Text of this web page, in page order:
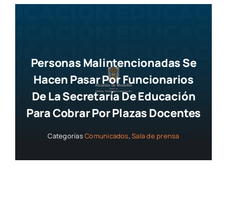
Personas Malintencionadas Se
Hacen Pasar Por Funcionarios
De La Secretaría De Educación
Para Cobrar Por Plazas Docentes
CategoríasComunicados,Sala de prensa